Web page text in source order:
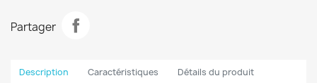
Partager
Description Caractéristiques Détails du produit